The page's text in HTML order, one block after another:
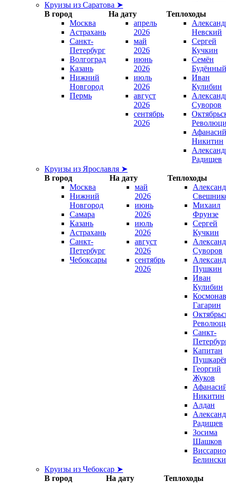
Круизы из Саратова ➤
В город
На дату
Теплоходы
Москва
Астрахань
Санкт-
Петербург
Волгоград
Казань
Нижний
Новгород
Пермь
апрель
2026
май
2026
июнь
2026
июль
2026
август
2026
сентябрь
2026
Невский
Сергей
Кучкин
Семён
Будённый
Иван
Кулибин
Суворов
Афанасий
Никитин
Радищев
Круизы из Ярославля ➤
В город
На дату
Теплоходы
Москва
Нижний
Новгород
Самара
Казань
Астрахань
Санкт-
Петербург
Чебоксары
май
2026
июнь
2026
июль
2026
август
2026
сентябрь
2026
Михаил
Фрунзе
Сергей
Кучкин
Суворов
Пушкин
Иван
Кулибин
Гагарин
Санкт-
Капитан
Георгий
Жуков
Никитин
Алдан
Радищев
Зосима
Шашков
Круизы из Чебоксар ➤
В город
На дату Теплоходы